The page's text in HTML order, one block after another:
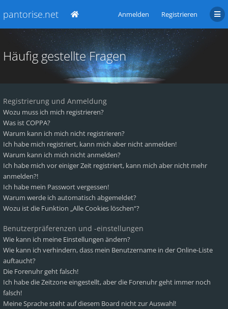
pantorise.net Anmelden Registrieren
Häufig gestellte Fragen
Registrierung und Anmeldung
Wozu muss ich mich registrieren?
Was ist COPPA?
Warum kann ich mich nicht registrieren?
Ich habe mich registriert, kann mich aber nicht anmelden!
Warum kann ich mich nicht anmelden?
Ich habe mich vor einiger Zeit registriert, kann mich aber nicht mehr
anmelden?!
Ich habe mein Passwort vergessen!
Warum werde ich automatisch abgemeldet?
Wozu ist die Funktion „Alle Cookies löschen“?
Benutzerpräferenzen und -einstellungen
Wie kann ich meine Einstellungen ändern?
Wie kann ich verhindern, dass mein Benutzername in der Online-Liste
auftaucht?
Die Forenuhr geht falsch!
Ich habe die Zeitzone eingestellt, aber die Forenuhr geht immer noch
falsch!
Meine Sprache steht auf diesem Board nicht zur Auswahl!